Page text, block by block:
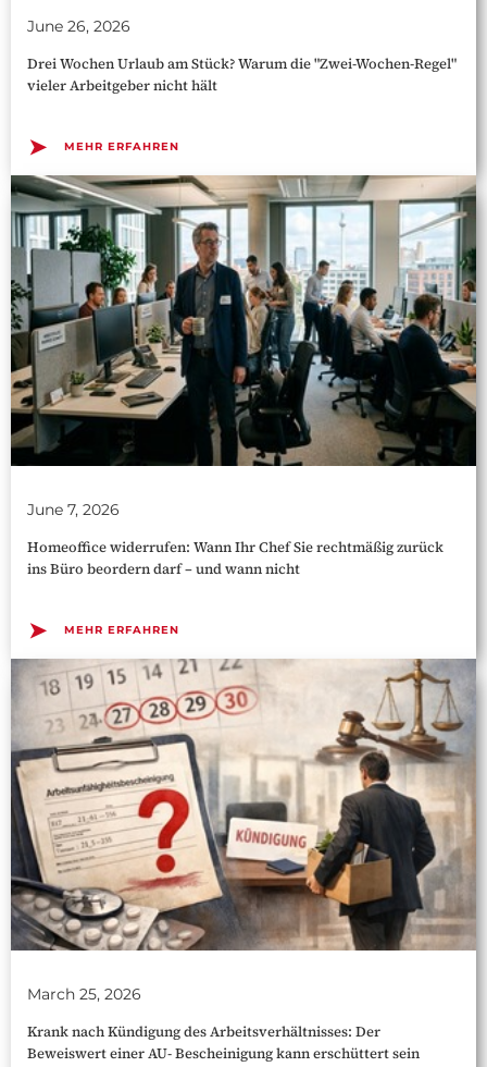
June 26, 2026
Drei Wochen Urlaub am Stück? Warum die "Zwei-Wochen-Regel"
vieler Arbeitgeber nicht hält
➤ MEHR ERFAHREN
June 7, 2026
Homeoffice widerrufen: Wann Ihr Chef Sie rechtmäßig zurück
ins Büro beordern darf – und wann nicht
➤ MEHR ERFAHREN
March 25, 2026
Krank nach Kündigung des Arbeitsverhältnisses: Der
Beweiswert einer AU- Bescheinigung kann erschüttert sein